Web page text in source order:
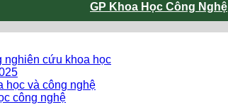
GP Khoa Học Công Nghệ
nghiên cứu khoa học
học và công nghệ
công nghệ